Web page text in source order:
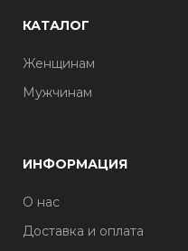
КАТАЛОГ
Женщинам
Мужчинам
ИНФОРМАЦИЯ
О нас
Доставка и оплата